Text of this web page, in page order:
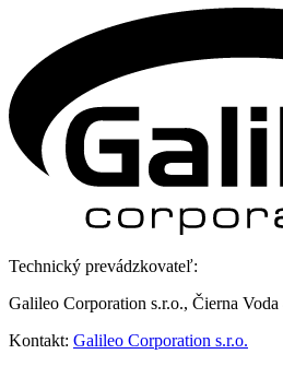
Technický prevádzkovateľ:
Galileo Corporation s.r.o., Čierna
Kontakt: Galileo Corporation s.r.o.